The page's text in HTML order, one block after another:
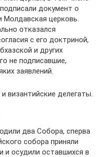
документ о
Молдавская церковь.
отказался
с его доктриной,
и других
не подписавшие,
заявлений.
византийские делегаты.
два Собора, сперва
собора приняли
и осудили оставшихся в